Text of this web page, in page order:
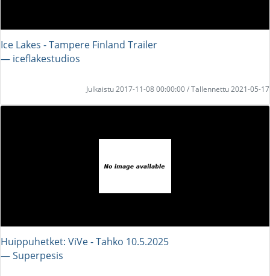
Ice Lakes - Tampere Finland Trailer
― iceflakestudios
Julkaistu 2017-11-08 00:00:00 / Tallennettu 2021-05-17
Huippuhetket: ViVe - Tahko 10.5.2025
― Superpesis